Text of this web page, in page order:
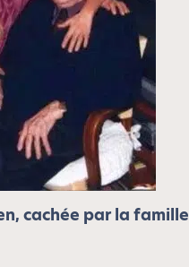
cachée par la famille